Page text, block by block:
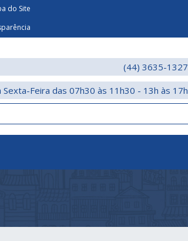
do Site
(44) 3635-1327
Sexta-Feira das 07h30 às 11h30 - 13h às 17h